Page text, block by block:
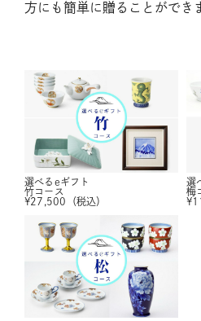
方にも簡単に贈ることができ
選べるeギフト
竹コース
¥27,500 （税込）
選
梅
¥